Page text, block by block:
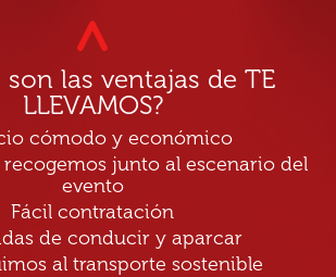
son las ventajas de TE
LLEVAMOS?
cómodo y económico
junto al escenario del
evento
Fácil contratación
de conducir y aparcar
al transporte sostenible